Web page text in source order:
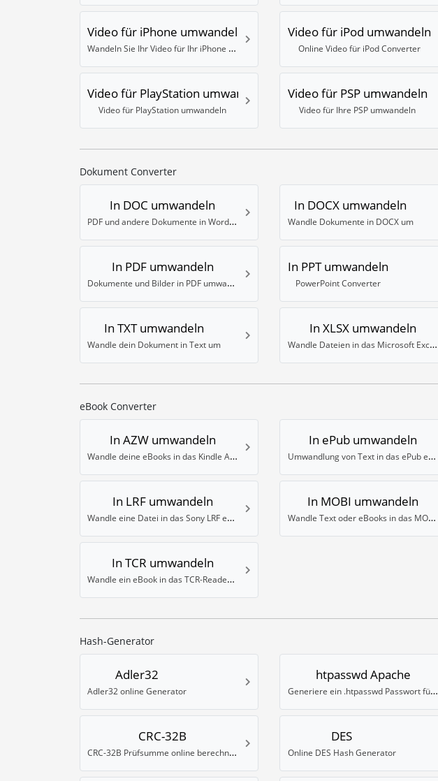
Video für iPhone umwandeln
Wandeln Sie Ihr Video für Ihr iPhone um
Video für iPod umwandeln
Online Video für iPod Converter
Video für PlayStation umwandeln
Video für PlayStation umwandeln
Video für PSP umwandeln
Video für Ihre PSP umwandeln
Dokument Converter
In DOC umwandeln
PDF und andere Dokumente in Word umwandeln
In DOCX umwandeln
Wandle Dokumente in DOCX um
In PDF umwandeln
Dokumente und Bilder in PDF umwandeln
In PPT umwandeln
PowerPoint Converter
In TXT umwandeln
Wandle dein Dokument in Text um
In XLSX umwandeln
Wandle Dateien in das Microsoft Excel XLSX Format um
eBook Converter
In AZW umwandeln
Wandle deine eBooks in das Kindle AZW 3 Format um
In ePub umwandeln
Umwandlung von Text in das ePub eBook Format
In LRF umwandeln
Wandle eine Datei in das Sony LRF eBook Format um
In MOBI umwandeln
Wandle Text oder eBooks in das MOBI Format um
In TCR umwandeln
Wandle ein eBook in das TCR-Reader Format um
Hash-Generator
Adler32
Adler32 online Generator
htpasswd Apache
Generiere ein .htpasswd Passwort für Apache
CRC-32B
CRC-32B Prüfsumme online berechnen
DES
Online DES Hash Generator